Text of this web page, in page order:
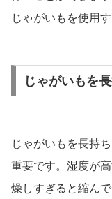
じゃがいもを使用
じゃがいもを
じゃがいもを長持
重要です。湿度が
燥しすぎると縮ん